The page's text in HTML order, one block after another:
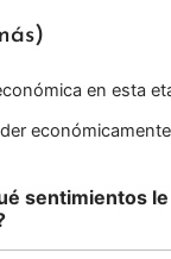
en esta
sentimientos